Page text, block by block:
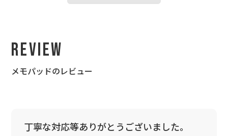
Review
メモパッドのレビュー
丁寧な対応等ありがとうございました。